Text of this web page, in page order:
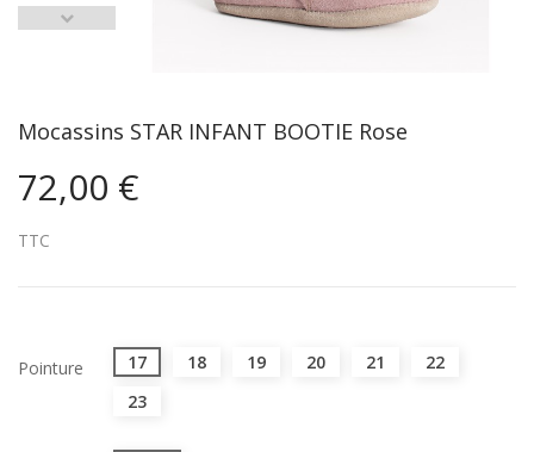
Mocassins STAR INFANT BOOTIE Rose
72,00 €
TTC
Pointure 17 18 19 20 21
22
23